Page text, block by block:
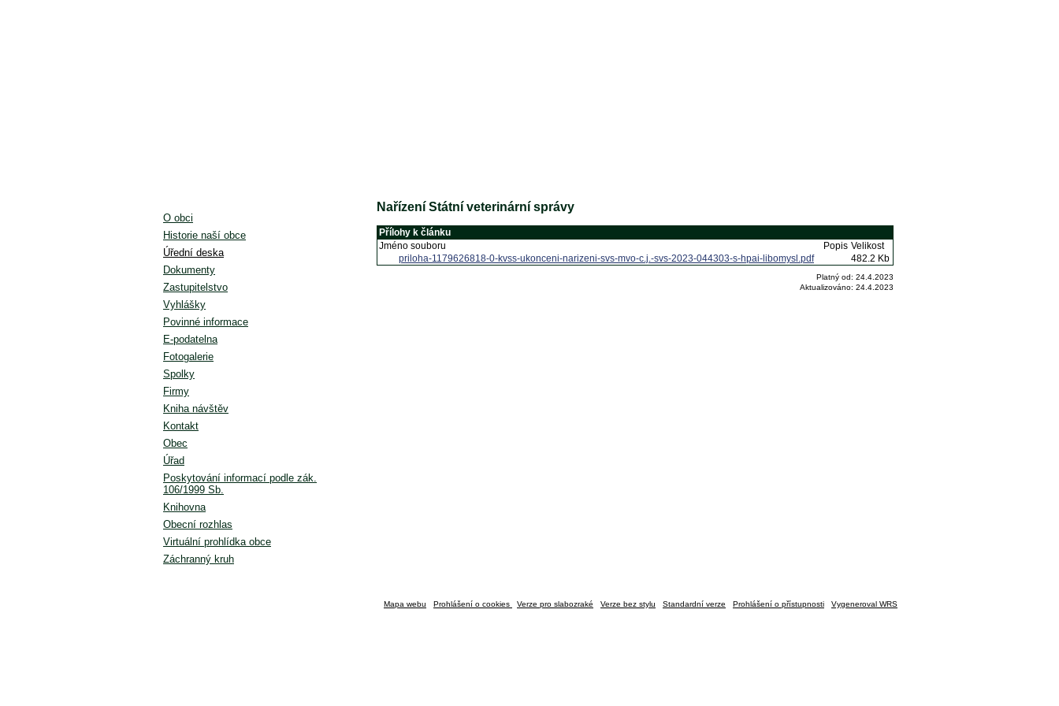
O obci
Historie naší obce
Úřední deska
Dokumenty
Zastupitelstvo
Vyhlášky
Povinné informace
E-podatelna
Fotogalerie
Spolky
Firmy
Kniha návštěv
Kontakt
Obec
Úřad
Poskytování informací podle zák.
106/1999 Sb.
Knihovna
Obecní rozhlas
Virtuální prohlídka obce
Záchranný kruh
Nařízení Státní veterinární správy
Přílohy k článku
Jméno souboru
Popis Velikost
priloha-1179626818-0-kvss-ukonceni-narizeni-svs-mvo-c.j.-svs-2023-044303-s-hpai-libomysl.pdf
482.2 Kb
Platný od: 24.4.2023
Aktualizováno: 24.4.2023
Mapa webu Prohlášení o cookies Verze pro slabozraké Verze bez stylu Standardní verze Prohlášení o přístupnosti Vygeneroval WRS